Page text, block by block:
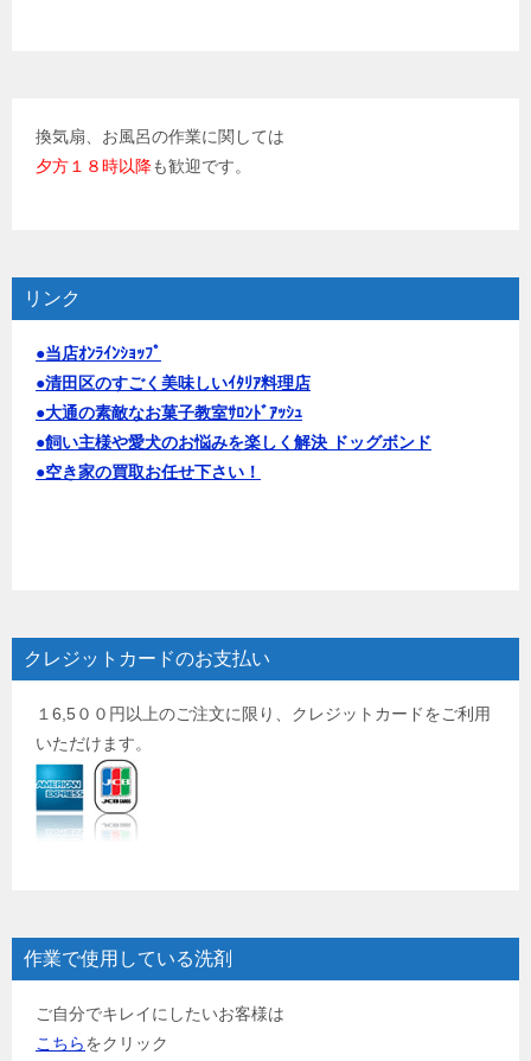
換気扇、お風呂の作業に関しては
夕方１８時以降も歓迎です。
リンク
●当店ｵﾝﾗｲﾝｼｮｯﾌﾟ
●清田区のすごく美味しいｲﾀﾘｱ料理店
●大通の素敵なお菓子教室ｻﾛﾝﾄﾞｱｯｼｭ
●飼い主様や愛犬のお悩みを楽しく解決 ドッグボンド
●空き家の買取お任せ下さい！
クレジットカードのお支払い
１6,5００円以上のご注文に限り、クレジットカードをご利用
いただけます。
作業で使用している洗剤
ご自分でキレイにしたいお客様は
こちらをクリック